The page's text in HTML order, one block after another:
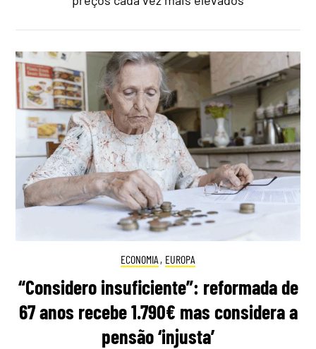
ECONOMIA , EUROPA
“Considero insuficiente”: reformada de
67 anos recebe 1.790€ mas considera a
pensão ‘injusta’